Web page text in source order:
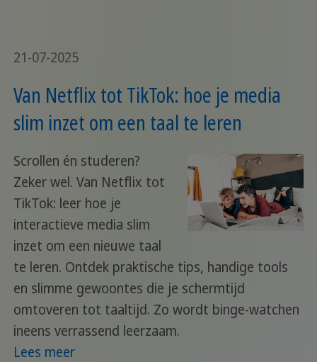
21-07-2025
Van Netflix tot TikTok: hoe je media
slim inzet om een taal te leren
Scrollen én studeren?
Zeker wel. Van Netflix tot
TikTok: leer hoe je
interactieve media slim
inzet om een nieuwe taal
te leren. Ontdek praktische tips, handige tools
en slimme gewoontes die je schermtijd
omtoveren tot taaltijd. Zo wordt binge-watchen
ineens verrassend leerzaam.
Lees meer